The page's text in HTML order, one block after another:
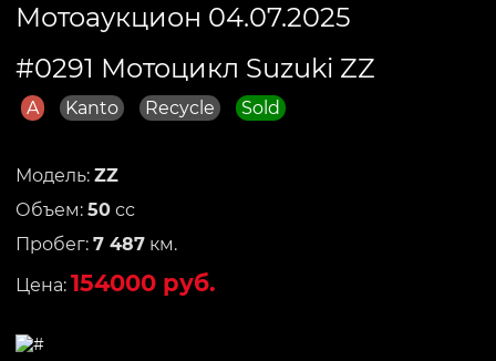
Мотоаукцион 04.07.2025
#0291 Мотоцикл Suzuki ZZ
A Kanto Recycle Sold
Модель: ZZ
Объем: 50 сс
Пробег: 7 487 км.
Цена: 154000 руб.